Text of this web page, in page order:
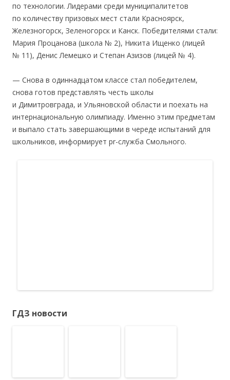
по технологии. Лидерами среди муниципалитетов
по количеству призовых мест стали Красноярск,
Железногорск, Зеленогорск и Канск. Победителями стали:
Мария Процанова (школа № 2), Никита Ищенко (лицей
№ 11), Денис Лемешко и Степан Азизов (лицей № 4).
— Снова в одиннадцатом классе стал победителем,
снова готов представлять честь школы
и Димитровграда, и Ульяновской области и поехать на
интернациональную олимпиаду. Именно этим предметам
и выпало стать завершающими в череде испытаний для
школьников, информирует pr-служба Смольного.
ГДЗ новости